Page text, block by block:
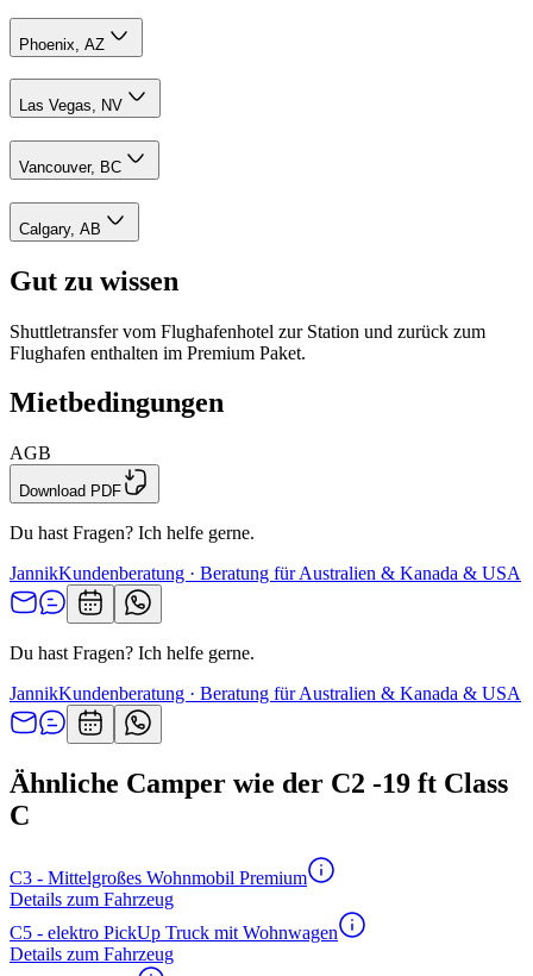
Phoenix, AZ
Las Vegas, NV
Vancouver, BC
Calgary, AB
Gut zu wissen
Shuttletransfer vom Flughafenhotel zur Station und zurück zum
Flughafen enthalten im Premium Paket.
Mietbedingungen
AGB
Download PDF
Du hast Fragen? Ich helfe gerne.
JannikKundenberatung · Beratung für Australien & Kanada & USA
Du hast Fragen? Ich helfe gerne.
JannikKundenberatung · Beratung für Australien & Kanada & USA
Ähnliche Camper wie der C2 -19 ft Class
C
C3 - Mittelgroßes Wohnmobil Premium
Details zum Fahrzeug
C5 - elektro PickUp Truck mit Wohnwagen
Details zum Fahrzeug